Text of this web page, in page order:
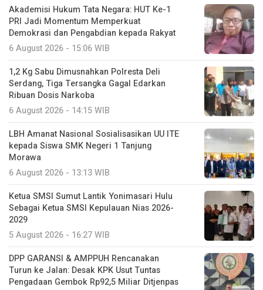
Akademisi Hukum Tata Negara: HUT Ke-1
PRI Jadi Momentum Memperkuat
Demokrasi dan Pengabdian kepada Rakyat
6 August 2026 - 15:06 WIB
1,2 Kg Sabu Dimusnahkan Polresta Deli
Serdang, Tiga Tersangka Gagal Edarkan
Ribuan Dosis Narkoba
6 August 2026 - 14:15 WIB
LBH Amanat Nasional Sosialisasikan UU ITE
kepada Siswa SMK Negeri 1 Tanjung
Morawa
6 August 2026 - 13:13 WIB
Ketua SMSI Sumut Lantik Yonimasari Hulu
Sebagai Ketua SMSI Kepulauan Nias 2026-
2029
5 August 2026 - 16:27 WIB
DPP GARANSI & AMPPUH Rencanakan
Turun ke Jalan: Desak KPK Usut Tuntas
Pengadaan Gembok Rp92,5 Miliar Ditjenpas